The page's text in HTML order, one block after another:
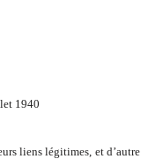
1940
liens légitimes, et d’autre